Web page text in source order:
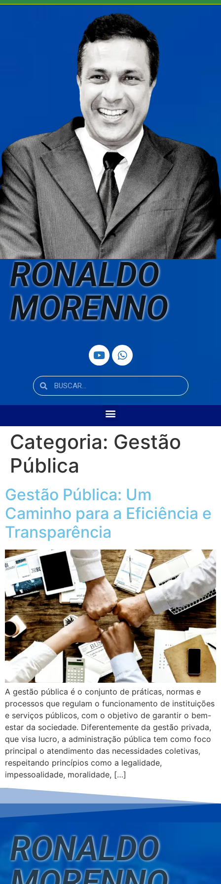
RONALDO
MORENNO
Categoria: Gestão
Pública
Gestão Pública: Um
Caminho para a Eficiência e
Transparência
A gestão pública é o conjunto de práticas, normas e
processos que regulam o funcionamento de instituições
e serviços públicos, com o objetivo de garantir o bem-
estar da sociedade. Diferentemente da gestão privada,
que visa lucro, a administração pública tem como foco
principal o atendimento das necessidades coletivas,
respeitando princípios como a legalidade,
impessoalidade, moralidade, […]
RONALDO